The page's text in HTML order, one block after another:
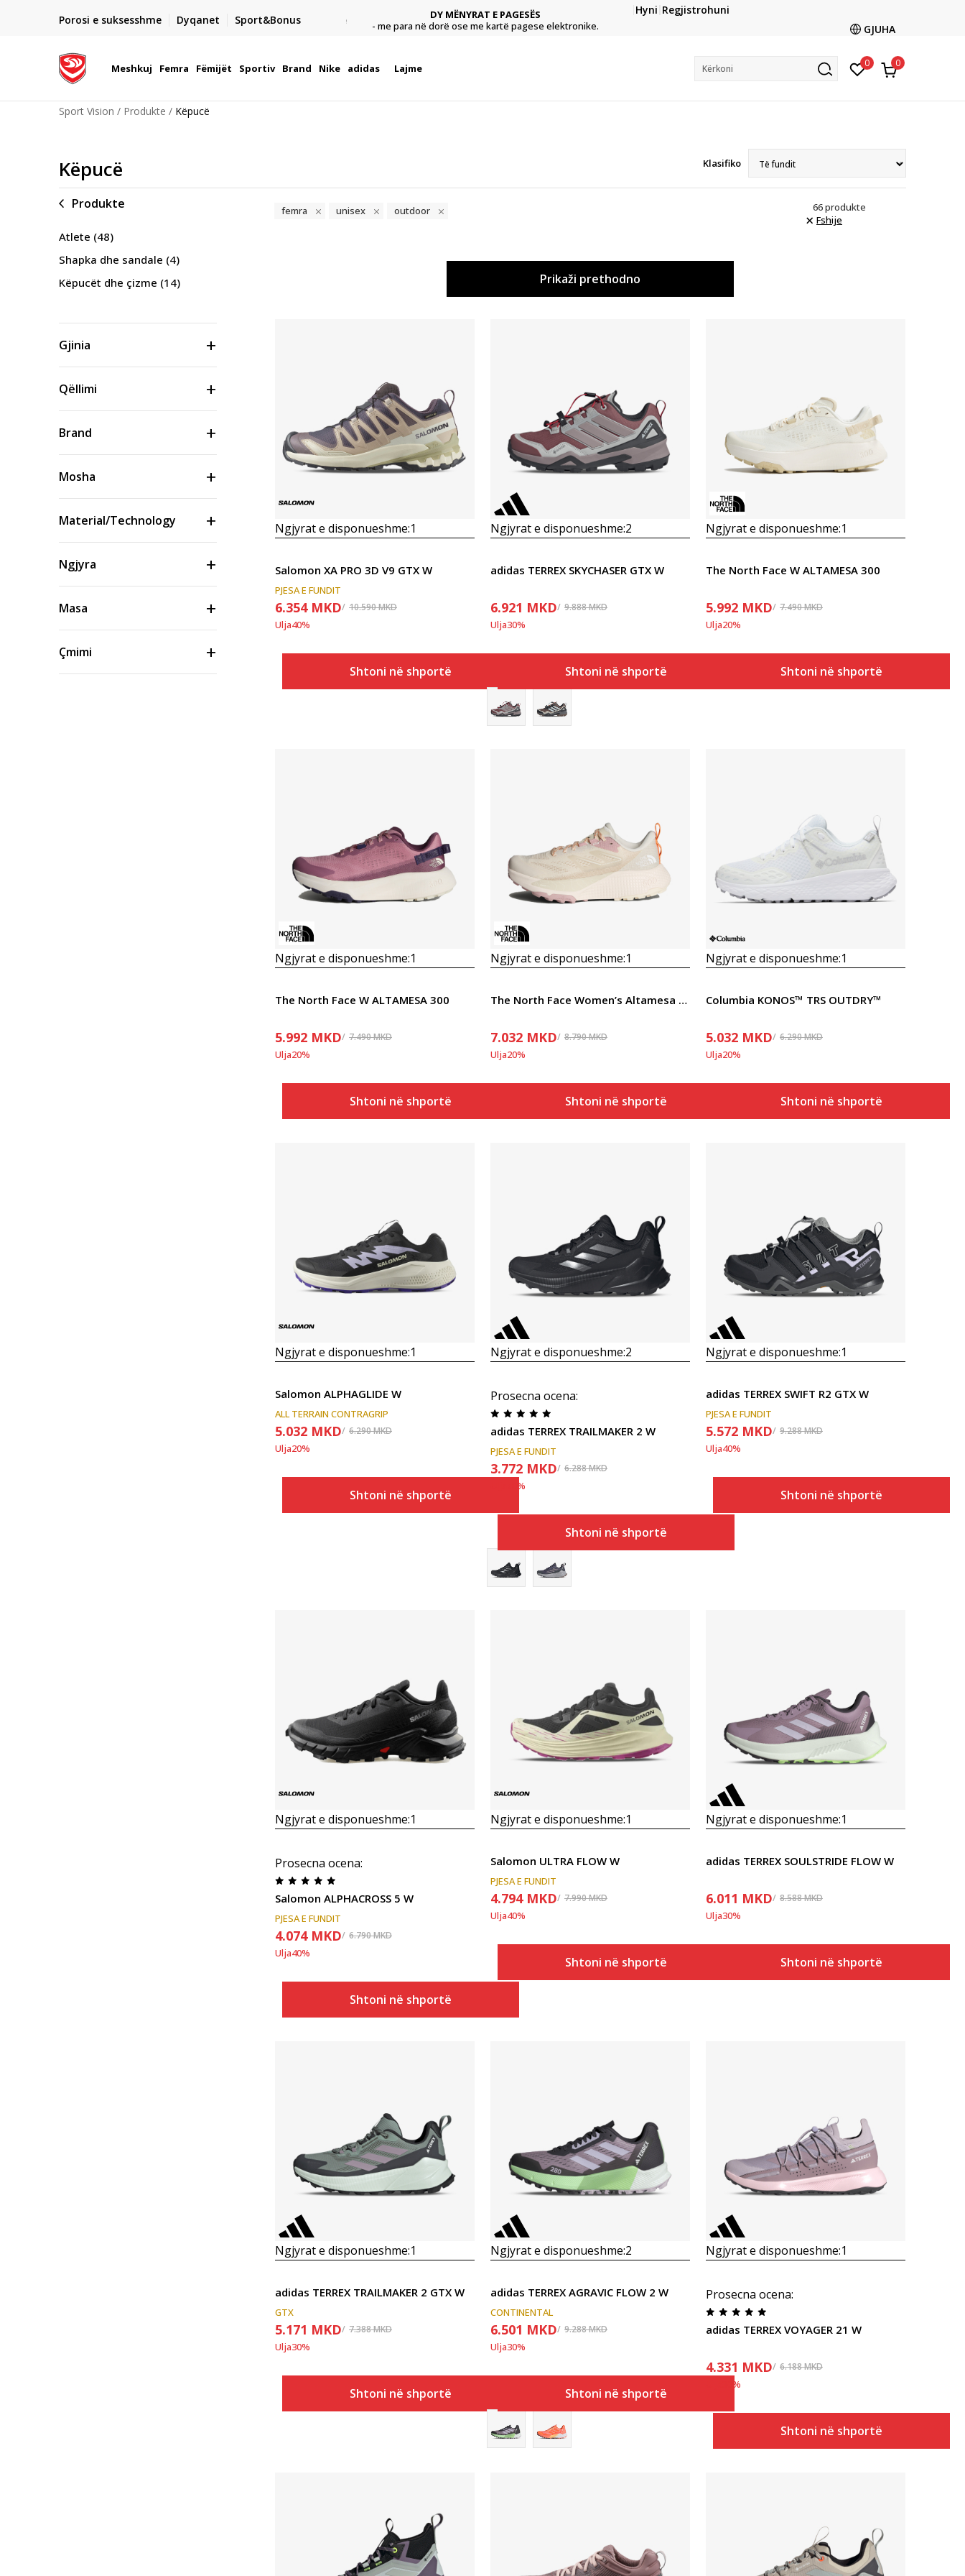
Porosi e suksesshme Dyqanet Sport&Bonus
- për të gjitha porositë me para në dorë ose me kartë pagese
DY MËNYRAT E PAGESËS
- me para në dorë ose me kartë pagese elektronike.
CLICK & COLLECT
Paguani me kartë online dhe bëni tërheqjen në dyqanin që ju
Hyni Regjistrohuni
GJUHA
Meshkuj Femra Fëmijët Sportiv Brand Nike adidas Lajme Kërkoni 0 0
Sport Vision Produkte Këpucë
Këpucë Klasifiko
Produkte
Atlete (48)
Shapka dhe sandale (4)
Këpucët dhe çizme (14)
Gjinia
Qëllimi
Brand
Mosha
Material/Technology
Ngjyra
Masa
Çmimi
femra unisex outdoor 66produkte
Fshije
Prikaži prethodno
Krahasoni
Ngjyrat e disponueshme:1
Salomon XA PRO 3D V9 GTX W
PJESA E FUNDIT
6.354 MKD 10.590MKD
Ulja40%
Shtoni në shportë
Krahasoni
Ngjyrat e disponueshme:2
adidas TERREX SKYCHASER GTX W
6.921 MKD 9.888MKD
Ulja30%
Shtoni në shportë
Krahasoni
Ngjyrat e disponueshme:1
The North Face W ALTAMESA 300
5.992 MKD 7.490MKD
Ulja20%
Shtoni në shportë
Krahasoni
Ngjyrat e disponueshme:1
The North Face W ALTAMESA 300
5.992 MKD 7.490MKD
Ulja20%
Shtoni në shportë
Krahasoni
Ngjyrat e disponueshme:1
The North Face Women’s Altamesa 500
7.032 MKD 8.790MKD
Ulja20%
Shtoni në shportë
Krahasoni
Ngjyrat e disponueshme:1
Columbia KONOS™ TRS OUTDRY™
5.032 MKD 6.290MKD
Ulja20%
Shtoni në shportë
Krahasoni
Ngjyrat e disponueshme:1
Salomon ALPHAGLIDE W
ALL TERRAIN CONTRAGRIP
5.032 MKD 6.290MKD
Ulja20%
Shtoni në shportë
Krahasoni
Ngjyrat e disponueshme:2
Prosecna ocena:
adidas TERREX TRAILMAKER 2 W
PJESA E FUNDIT
3.772 MKD 6.288MKD
%
Shtoni në shportë
Krahasoni
Ngjyrat e disponueshme:1
adidas TERREX SWIFT R2 GTX W
PJESA E FUNDIT
5.572 MKD 9.288MKD
Ulja40%
Shtoni në shportë
Krahasoni
Ngjyrat e disponueshme:1
Prosecna ocena:
Salomon ALPHACROSS 5 W
PJESA E FUNDIT
4.074 MKD 6.790MKD
Ulja40%
Shtoni në shportë
Krahasoni
Ngjyrat e disponueshme:1
Salomon ULTRA FLOW W
PJESA E FUNDIT
4.794 MKD 7.990MKD
Ulja40%
Shtoni në shportë
Krahasoni
Ngjyrat e disponueshme:1
adidas TERREX SOULSTRIDE FLOW W
6.011 MKD 8.588MKD
Ulja30%
Shtoni në shportë
Krahasoni
Ngjyrat e disponueshme:1
adidas TERREX TRAILMAKER 2 GTX W
GTX
5.171 MKD 7.388MKD
Ulja30%
Shtoni në shportë
Krahasoni
Ngjyrat e disponueshme:2
adidas TERREX AGRAVIC FLOW 2 W
CONTINENTAL
6.501 MKD 9.288MKD
Ulja30%
Shtoni në shportë
Krahasoni
Ngjyrat e disponueshme:1
Prosecna ocena:
adidas TERREX VOYAGER 21 W
4.331 MKD 6.188MKD
%
Shtoni në shportë
Krahasoni Krahasoni Krahasoni